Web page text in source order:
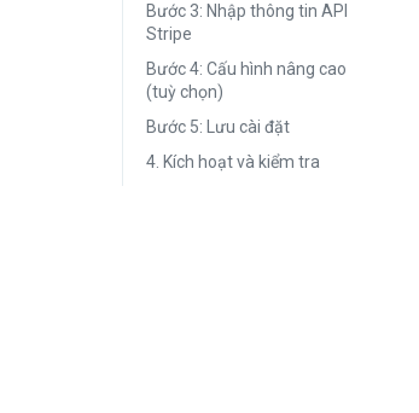
Bước 3: Nhập thông tin API
Stripe
Bước 4: Cấu hình nâng cao
(tuỳ chọn)
Bước 5: Lưu cài đặt
4. Kích hoạt và kiểm tra